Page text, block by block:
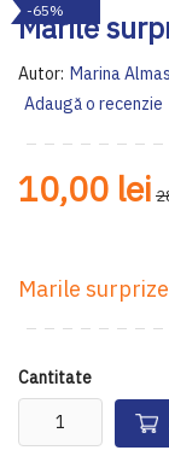
Marile
Autor: Marina
Adaugă o recenzie
10,00 lei
Marile
Cantitate
to
the
end
of
the
images
-65%